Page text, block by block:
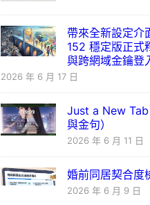
帶來全新設定介
152 穩定版正式
與跨網域金鑰登
2026 年 6 月 17 日
Just a New Tab
與金句）
2026 年 6 月 11 日
婚前同居契合度
2026 年 6 月 9 日